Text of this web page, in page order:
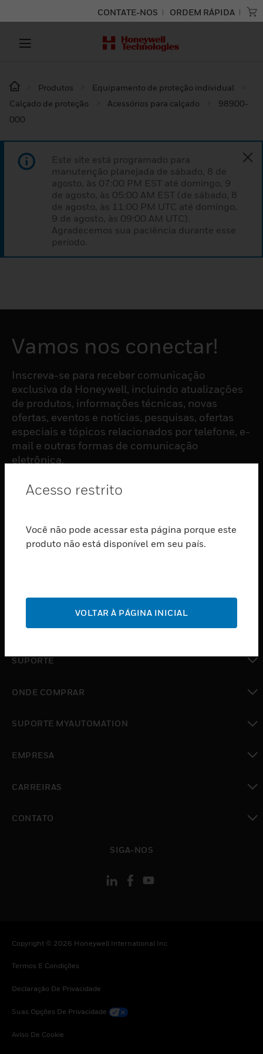
CONTATE-NOS ORDEM RÁPIDA
Produtos
Equipamento de proteção individual
Calçado de proteção
Acessórios para calçado
98900-
000
Este site está programado para
manutenção planejada de sábado, 8 de
agosto, às 07:00 PM EST até domingo, 9
de agosto, às 05:00 AM EST (de sábado, 8
de agosto, às 11:00 PM UTC até domingo,
9 de agosto, às 09:00 AM UTC).
Agradecemos sua paciência durante esse
período.
Vamos nos conectar!
Inscreva-se para receber comunicação
exclusiva da Honeywell, incluindo atualizações
de produtos, informações técnicas, novas
ofertas, eventos e notícias, pesquisas, ofertas
especiais e tópicos relacionados por telefone, e-
mail e outras formas de comunicação
eletrônica.
ASSINAR
PRODUTOS
SERVIÇOS
INDUSTRIAS
SUPORTE
ONDE COMPRAR
SUPORTE MYAUTOMATION
EMPRESA
CARREIRAS
CONTATO
SIGA-NOS
Copyright © 2026 Honeywell International Inc
Termos E Condições
Declaração De Privacidade
Suas Opções De Privacidade
Aviso De Cookie
Acesso restrito
Você não pode acessar esta página porque este
produto não está disponível em seu país.
VOLTAR À PÁGINA INICIAL